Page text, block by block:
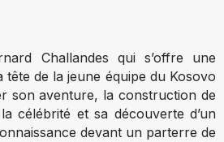
Challandes qui s’offre une
tête de la jeune équipe du Kosovo
son aventure, la construction de
célébrité et sa découverte d’un
devant un parterre de